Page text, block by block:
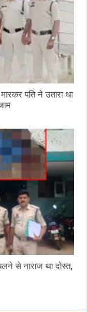
पति ने उतारा था
से नाराज था दोस्त,